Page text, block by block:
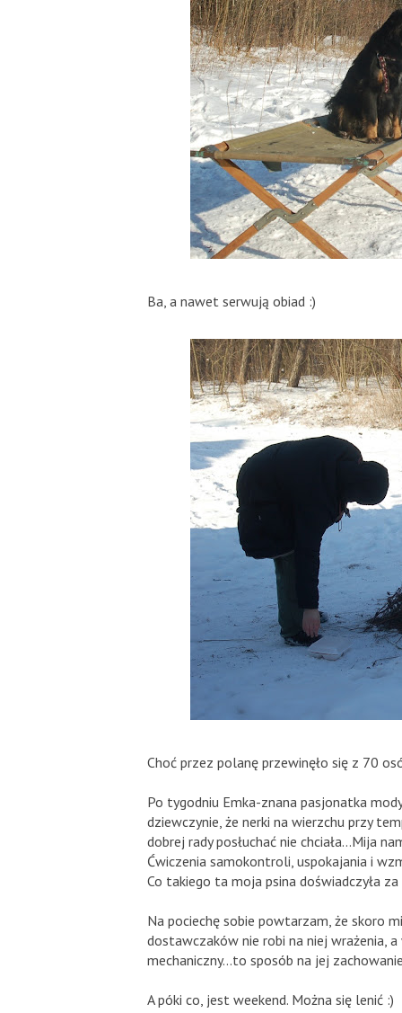
Ba, a nawet serwują obiad :)
Choć przez polanę przewinęło się z 70
Po tygodniu Emka-znana pasjonatka
dziewczynie, że nerki na wierzchu przy
dobrej rady posłuchać nie chciała...Mija
Ćwiczenia samokontroli, uspokajania i
Co takiego ta moja psina doświadczyła
Na pociechę sobie powtarzam, że skoro
dostawczaków nie robi na niej wrażenia, a
mechaniczny...to sposób na jej
A póki co, jest weekend. Można się lenić :)